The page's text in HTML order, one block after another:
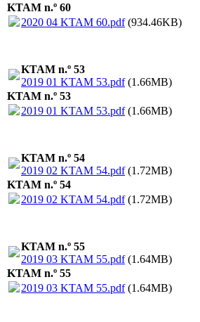
KTAM n.º 60
2020 04 KTAM 60.pdf(934.46KB)
KTAM n.º 53
2019 01 KTAM 53.pdf(1.66MB)
KTAM n.º 53
2019 01 KTAM 53.pdf(1.66MB)
KTAM n.º 54
2019 02 KTAM 54.pdf(1.72MB)
KTAM n.º 54
2019 02 KTAM 54.pdf(1.72MB)
KTAM n.º 55
2019 03 KTAM 55.pdf(1.64MB)
KTAM n.º 55
2019 03 KTAM 55.pdf(1.64MB)